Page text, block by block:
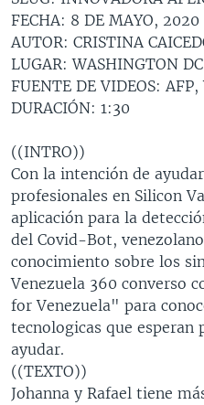
Salte
búsqueda
COLOMBIA
CHILE
PERÚ
VENEZUELA
BRASIL
COSTA RICA
EL SALVADOR
GUATEMALA
NICARAGUA
OTRAS SECCIONES
INMIGRACIÓN
LIBERTAD DE PRENSA
ECONOMÍA
ENTRETENIMIENTO Y
TECNOLOGÍA
DEPORTES
CIENCIA Y SALUD
ESPECIALES DE LA VOA
LIBERTAD DE PRENSA
MULTIMEDIA
VIDEOS
FOTOGRAFÍA
AUDIOS
PROGRAMAS TV
EL MUNDO AL DÍA
FORO INTERAMERICANO
VISIÓN 360
LAS CLAVES
PANORAMA
RADIO
AVANCE INFORMATIVO
AUDIONOTICIAS
BUENOS DÍAS AMÉRICA
ESTADOS UNIDOS AL DÍA
EL MUNDO AL DÍA [RADIO]
DIRECT
DOCUMENTALES DE LA VOA
Learning English
SÍGANOS
FECHA: 8 DE MAYO, 2020
AUTOR: CRISTINA
LUGAR: WASHINGTON DC
FUENTE DE VIDEOS:
DURACIÓN: 1:30
((INTRO))
Con la intención de
profesionales en Silicon
aplicación para la
del Covid-Bot,
conocimiento sobre los
Venezuela 360 converso
for Venezuela" para
tecnologicas que
ayudar.
((TEXTO))
Johanna y Rafael tiene